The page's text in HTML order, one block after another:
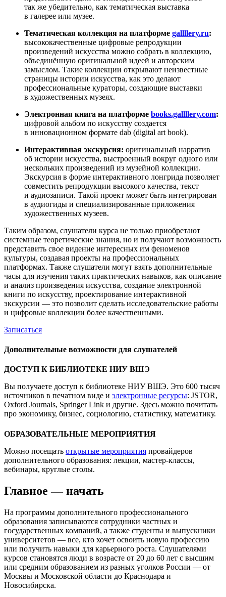
так же убедительно, как тематическая выставка
в галерее или музее.
Тематическая коллекция на платформе gallllery.ru:
высококачественные цифровые репродукции
произведений искусства можно собрать в коллекцию,
объединённую оригинальной идеей и авторским
замыслом. Такие коллекции открывают неизвестные
страницы истории искусства, как это делают
профессиональные кураторы, создающие выставки
в художественных музеях.
Электронная книга на платформе books.gallllery.com:
цифровой альбом по искусству создается
в инновационном формате dab (digital art book).
Интерактивная экскурсия: оригинальный нарратив
об истории искусства, выстроенный вокруг одного или
нескольких произведений из музейной коллекции.
Экскурсия в форме интерактивного лонгрида позволяет
совместить репродукции высокого качества, текст
и аудиозаписи. Такой проект может быть интегрирован
в аудиогиды и специализированные приложения
художественных музеев.
Таким образом, слушатели курса не только приобретают
системные теоретические знания, но и получают возможность
представить свое видение интересных им феноменов
культуры, создавая проекты на профессиональных
платформах. Также слушатели могут взять дополнительные
часы для изучения таких практических навыков, как описание
и анализ произведения искусства, создание электронной
книги по искусству, проектирование интерактивной
экскурсии — это позволит сделать исследовательские работы
и цифровые коллекции более качественными.
Записаться
Дополнительные возможности для слушателей
ДОСТУП К БИБЛИОТЕКЕ НИУ ВШЭ
Вы получаете доступ к библиотеке НИУ ВШЭ. Это 600 тысяч
источников в печатном виде и электронные ресурсы: JSTOR,
Oxford Journals, Springer Link и другие. Здесь можно почитать
про экономику, бизнес, социологию, статистику, математику.
ОБРАЗОВАТЕЛЬНЫЕ МЕРОПРИЯТИЯ
Можно посещать открытые мероприятия провайдеров
дополнительного образования: лекции, мастер-классы,
вебинары, круглые столы.
Главное — начать
На программы дополнительного профессионального
образования записываются сотрудники частных и
государственных компаний, а также студенты и выпускники
университетов — все, кто хочет освоить новую профессию
или получить навыки для карьерного роста. Слушателями
курсов становятся люди в возрасте от 20 до 60 лет с высшим
или средним образованием из разных уголков России — от
Москвы и Московской области до Краснодара и
Новосибирска.